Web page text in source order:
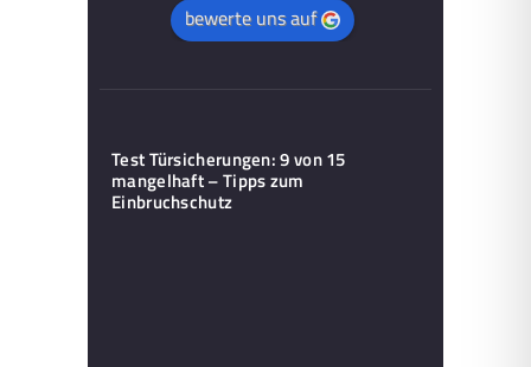
bewerte uns auf
Test Türsicherungen: 9 von 15
mangelhaft – Tipps zum
Einbruchschutz